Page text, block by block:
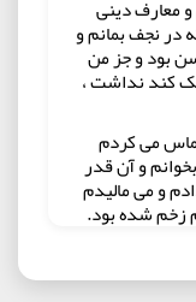
معارف دینی
در نجف بمانم و
بود و جز من
کند نداشت ،
می کردم
و آن قدر
و می مالیدم
زخم شده بود.
ایران برگردم